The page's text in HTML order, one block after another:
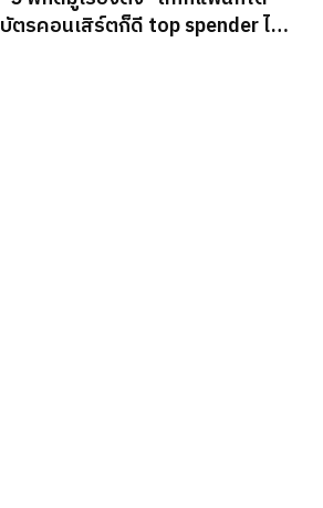
บัตรคอนเสิร์ตก็ดี top spender ไม่มี